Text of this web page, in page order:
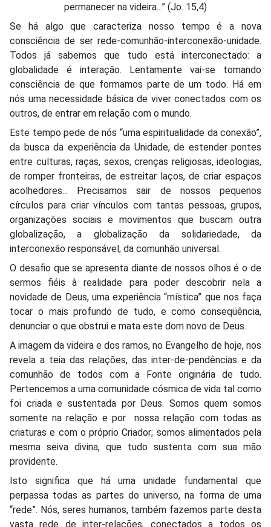
permanecer na videira...” (Jo. 15,4)
Se há algo que caracteriza nosso tempo é a nova
consciência de ser rede-comunhão-interconexão-unidade.
Todos já sabemos que tudo está interconectado: a
globalidade é interação. Lentamente vai-se tomando
consciência de que formamos parte de um todo. Há em
nós uma necessidade básica de viver conectados com os
outros, de entrar em relação com o mundo.
Este tempo pede de nós “uma espiritualidade da conexão”,
da busca da experiência da Unidade, de estender pontes
entre culturas, raças, sexos, crenças religiosas, ideologias,
de romper fronteiras, de estreitar laços, de criar espaços
acolhedores... Precisamos sair de nossos pequenos
círculos para criar vínculos com tantas pessoas, grupos,
organizações sociais e movimentos que buscam outra
globalização, a globalização da solidariedade, da
interconexão responsável, da comunhão universal.
O desafio que se apresenta diante de nossos olhos é o de
sermos fiéis à realidade para poder descobrir nela a
novidade de Deus, uma experiência “mística” que nos faça
tocar o mais profundo de tudo, e como conseqüência,
denunciar o que obstrui e mata este dom novo de Deus.
A imagem da videira e dos ramos, no Evangelho de hoje, nos
revela a teia das relações, das inter-de-pendências e da
comunhão de todos com a Fonte originária de tudo.
Pertencemos a uma comunidade cósmica de vida tal como
foi criada e sustentada por Deus. Somos quem somos
somente na relação e por nossa relação com todas as
criaturas e com o próprio Criador; somos alimentados pela
mesma seiva divina, que tudo sustenta com sua mão
providente.
Isto significa que há uma unidade fundamental que
perpassa todas as partes do universo, na forma de uma
“rede”. Nós, seres humanos, também fazemos parte desta
vasta rede de inter-relações, conectados a todos os